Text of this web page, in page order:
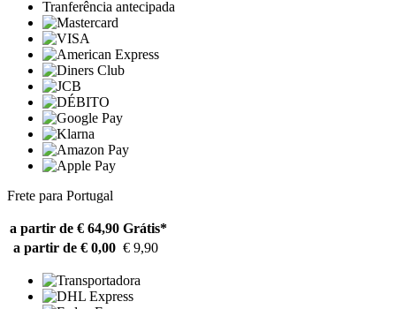
Tranferência antecipada
Frete para Portugal
a partir de € 64,90 Grátis*
a partir de € 0,00 € 9,90